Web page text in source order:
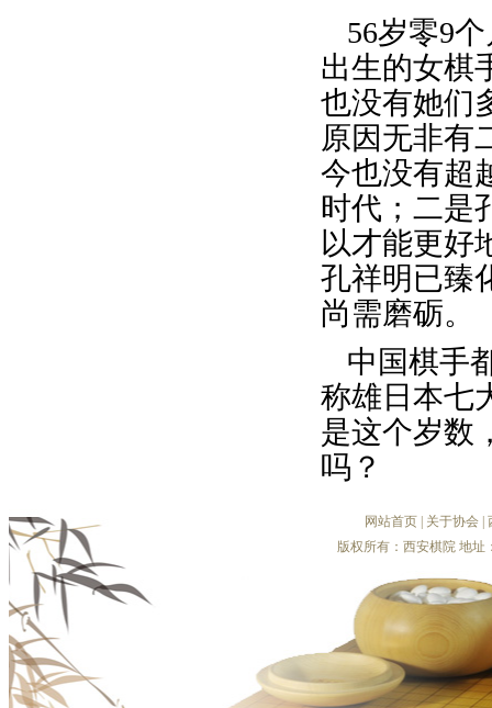
56岁零9
出生的女棋
也没有她们
原因无非有
今也没有超
时代；二是
以才能更好
孔祥明已臻
尚需磨砺。
中国棋手
称雄日本七
是这个岁数
吗？
网站首页 关于协会
版权所有：西安棋院 地址